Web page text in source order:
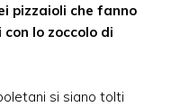
pizzaioli che fanno
lo zoccolo di
si siano tolti